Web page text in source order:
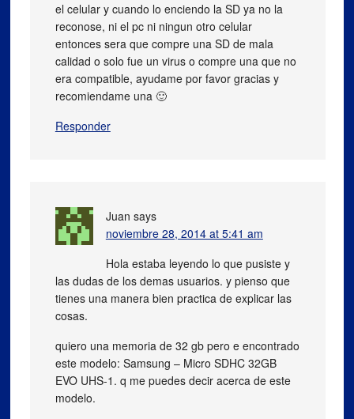
el celular y cuando lo enciendo la SD ya no la
reconose, ni el pc ni ningun otro celular
entonces sera que compre una SD de mala
calidad o solo fue un virus o compre una que no
era compatible, ayudame por favor gracias y
recomiendame una 🙂
Responder
Juan says
noviembre 28, 2014 at 5:41 am
Hola estaba leyendo lo que pusiste y
las dudas de los demas usuarios. y pienso que
tienes una manera bien practica de explicar las
cosas.
quiero una memoria de 32 gb pero e encontrado
este modelo: Samsung – Micro SDHC 32GB
EVO UHS-1. q me puedes decir acerca de este
modelo.